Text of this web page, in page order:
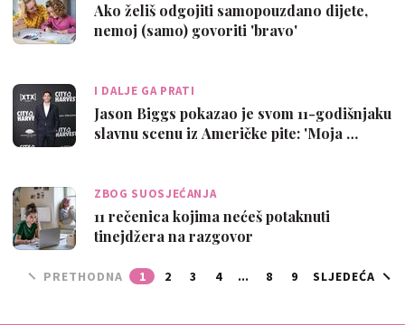
Ako želiš odgojiti samopouzdano dijete,
nemoj (samo) govoriti 'bravo'
I DALJE GA PRATI
Jason Biggs pokazao je svom 11-godišnjaku
slavnu scenu iz Američke pite: 'Moja …
ZBOG SUOSJEĆANJA
11 rečenica kojima nećeš potaknuti
tinejdžera na razgovor
PRETHODNA 1 2 3 4 ... 8 9 SLJEDEĆA